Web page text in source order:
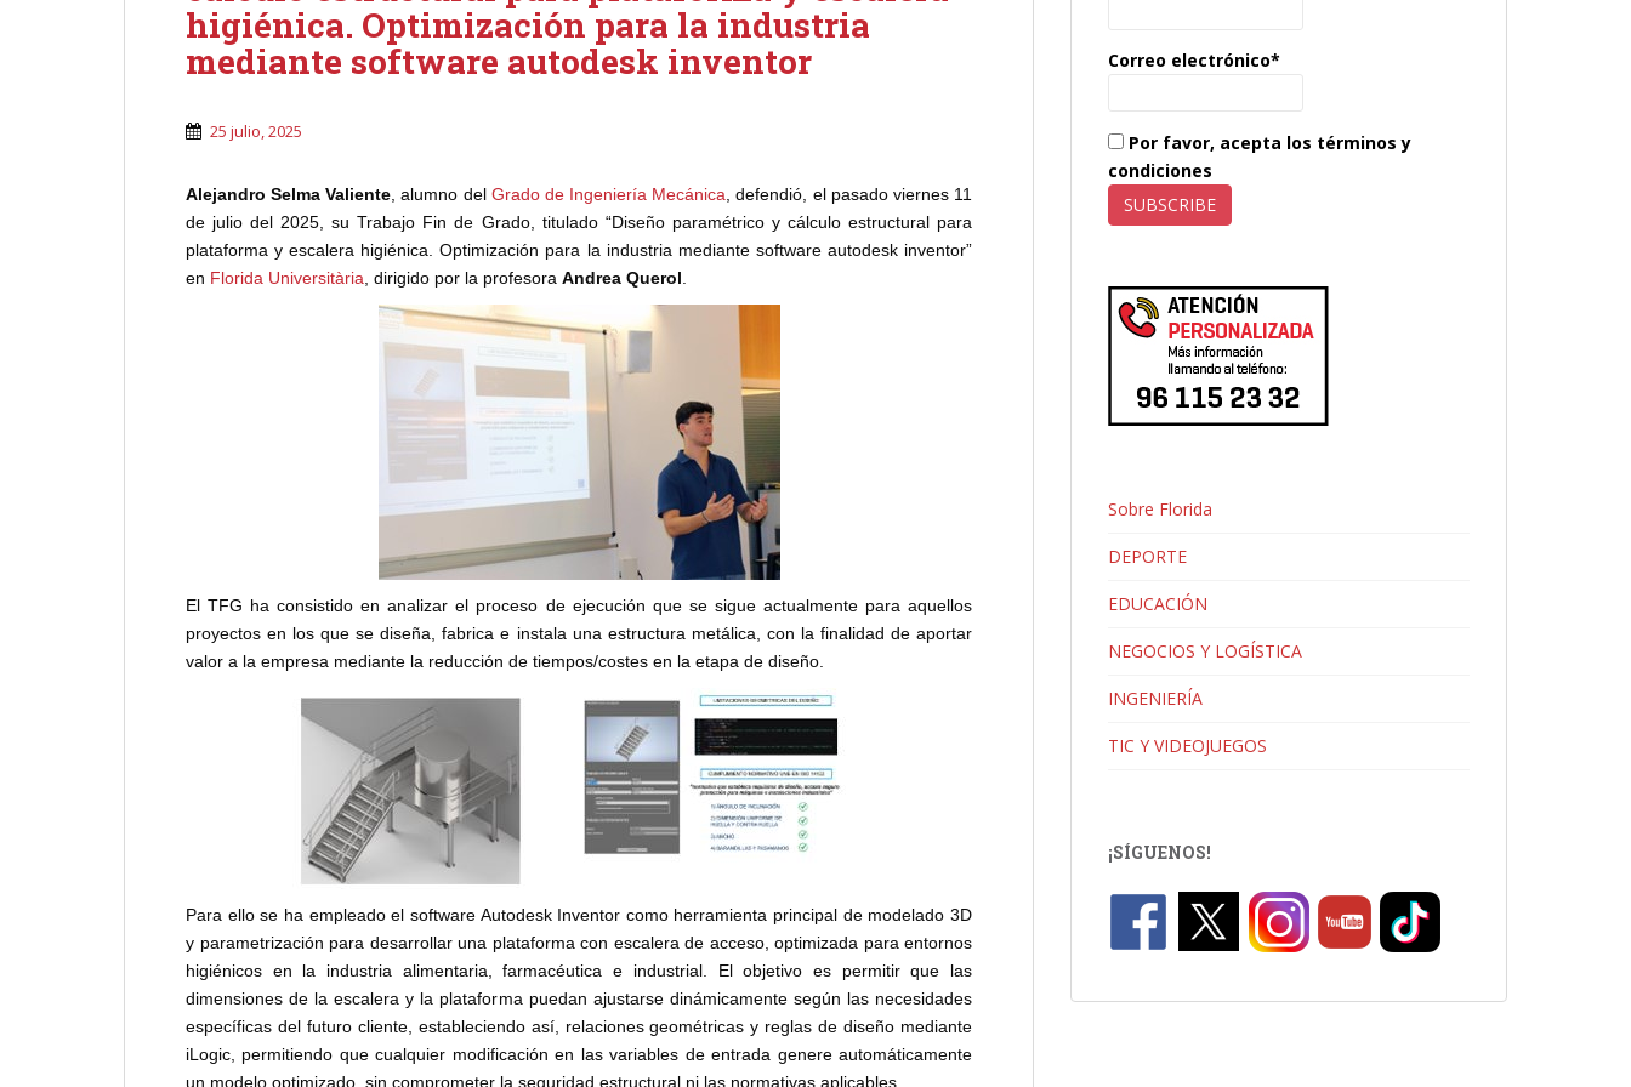
higiénica. Optimización para la industria
mediante software autodesk inventor
25 julio, 2025
Alejandro Selma Valiente , alumno del Grado de Ingeniería Mecánica , defendió, el pasado viernes 11
de julio del 2025, su Trabajo Fin de Grado, titulado “Diseño paramétrico y cálculo estructural para
plataforma y escalera higiénica. Optimización para la industria mediante software autodesk inventor”
en Florida Universitària , dirigido por la profesora Andrea Querol
El TFG ha consistido en analizar el proceso de ejecución que se sigue actualmente para aquellos
proyectos en los que se diseña, fabrica e instala una estructura metálica, con la finalidad de aportar
valor a la empresa mediante la reducción de tiempos/costes en la etapa de diseño.
Para ello se ha empleado el software Autodesk Inventor como herramienta principal de modelado 3D
y parametrización para desarrollar una plataforma con escalera de acceso, optimizada para entornos
higiénicos en la industria alimentaria, farmacéutica e industrial. El objetivo es permitir que las
dimensiones de la escalera y la plataforma puedan ajustarse dinámicamente según las necesidades
específicas del futuro cliente, estableciendo así, relaciones geométricas y reglas de diseño mediante
iLogic, permitiendo que cualquier modificación en las variables de entrada genere automáticamente
un modelo optimizado, sin comprometer la seguridad estructural ni las normativas aplicables.
Correo electrónico*
Por favor, acepta los términos y
condiciones
Sobre Florida
DEPORTE
EDUCACIÓN
NEGOCIOS Y LOGÍSTICA
INGENIERÍA
TIC Y VIDEOJUEGOS
¡SÍGUENOS!